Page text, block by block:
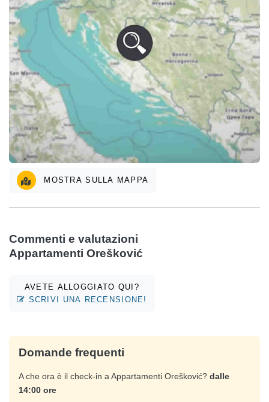
MOSTRA SULLA MAPPA
Commenti e valutazioni
Appartamenti Orešković
AVETE ALLOGGIATO QUI?
SCRIVI UNA RECENSIONE!
Domande frequenti
A che ora è il check-in a Appartamenti Orešković? dalle
14:00 ore